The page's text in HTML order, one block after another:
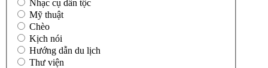
Nhạc cụ dân tộc
Mỹ thuật
Chèo
Kịch nói
Hướng dẫn du lịch
Thư viện